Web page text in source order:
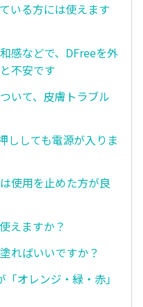
いる方には使えます
感などで、DFreeを外
不安です
いて、皮膚トラブル
ししても電源が入りま
使用を止めた方が良
えますか？
ればいいですか？
オレンジ・緑・赤」